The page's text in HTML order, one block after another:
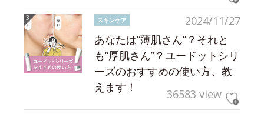
2024/11/27
スキンケア
あなたは“薄肌さん”？それと
も“厚肌さん”？ユードットシリ
ーズのおすすめの使い方、教
えます！
36583 view